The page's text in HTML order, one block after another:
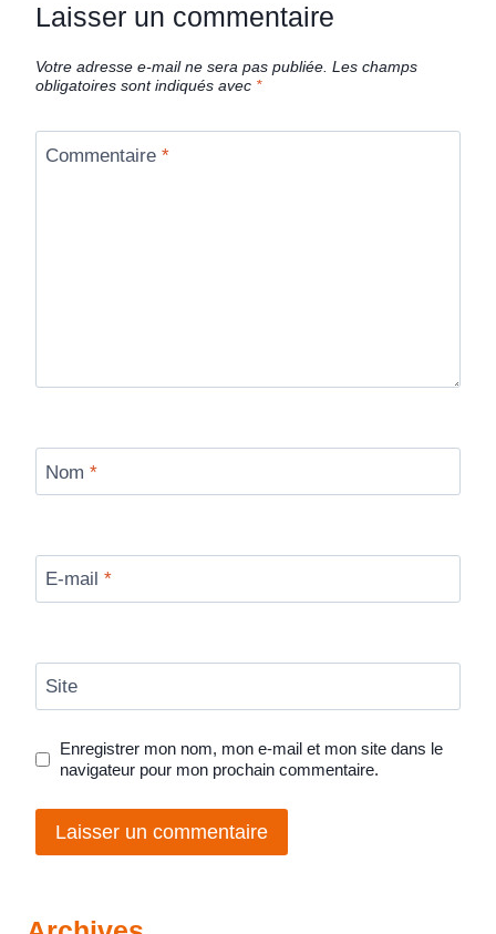
Laisser un commentaire
Votre adresse e-mail ne sera pas publiée. Les champs
obligatoires sont indiqués avec *
Commentaire *
Nom *
E-mail *
Site
Enregistrer mon nom, mon e-mail et mon site dans le
navigateur pour mon prochain commentaire.